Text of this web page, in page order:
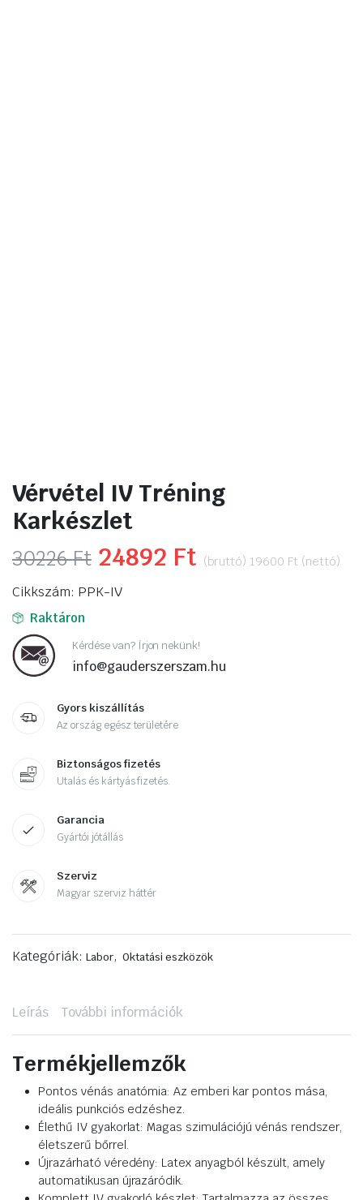
Vérvétel IV Tréning
Karkészlet
30226Ft Original
price
30226 Ft.
24892 Ft Current
24892 Ft.
(bruttó) 19600 Ft (nettó)
Cikkszám: PPK-IV
Raktáron
Kérdése van? Írjon nekünk!
info@gauderszerszam.hu
Gyors kiszállítás
Az ország egész területére
Biztonságos fizetés
Utalás és kártyás fizetés.
Garancia
Gyártói jótállás
Szerviz
Magyar szerviz háttér
Kategóriák: Labor, Oktatási eszközök
Leírás További információk
Termékjellemzők
Pontos vénás anatómia: Az emberi kar pontos mása,
ideális punkciós edzéshez.
Élethű IV gyakorlat: Magas szimulációjú vénás rendszer,
életszerű bőrrel.
Újrazárható véredény: Latex anyagból készült, amely
automatikusan újrazáródik.